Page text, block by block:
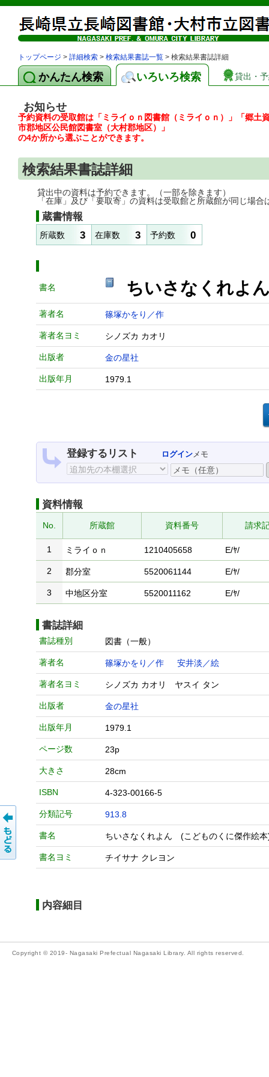
トップページ > 詳細検索 > 検索結果書誌一覧 > 検索結果書誌詳細
かんたん検索 いろいろ検索 貸出・
お知らせ
予約資料の受取館は「ミライｏｎ図書館（ミライｏｎ）」「郷
市郡地区公民館図書室（大村郡地区）」
の4か所から選ぶことができます。
検索結果書誌詳細
貸出中の資料は予約できます。（一部を除きます）
「在庫」及び「要取寄」の資料は受取館と所蔵館が同じ場合
蔵書情報
所蔵数 3 在庫数 3 予約数 0
書名 ちいさなくれよ
著者名 篠塚かをり／作
著者名ヨミ シノズカ カオリ
出版者 金の星社
出版年月 1979.1
登録するリスト ログインメモ
資料情報
No. 所蔵館 資料番号 請求
1 ミライｏｎ 1210405658 E/ﾔ/
2 郡分室 5520061144 E/ﾔ/
3 中地区分室 5520011162 E/ﾔ/
書誌詳細
書誌種別 図書（一般）
著者名 篠塚かをり／作 安井淡／絵
著者名ヨミ シノズカ カオリ ヤスイ タン
出版者 金の星社
出版年月 1979.1
ページ数 23p
大きさ 28cm
ISBN 4-323-00166-5
分類記号 913.8
書名 ちいさなくれよん (こどものくに傑作絵
書名ヨミ チイサナ クレヨン
内容細目
Copyright © 2019- Nagasaki Prefectual Nagasaki Library. All rights reserved.